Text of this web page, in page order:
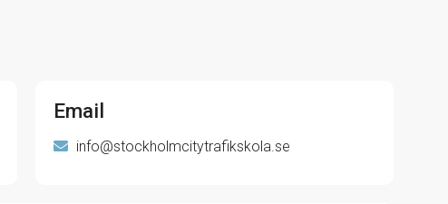
Email
info@stockholmcitytrafikskola.se